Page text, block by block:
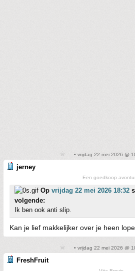
• vrijdag 22 mei 2026 @
jerney
Een goedkoop
Op vrijdag 22 mei 2026 18:32
volgende:
Ik ben ook anti slip.
Kan je lief makkelijker over je heen
• vrijdag 22 mei 2026 @
FreshFruit